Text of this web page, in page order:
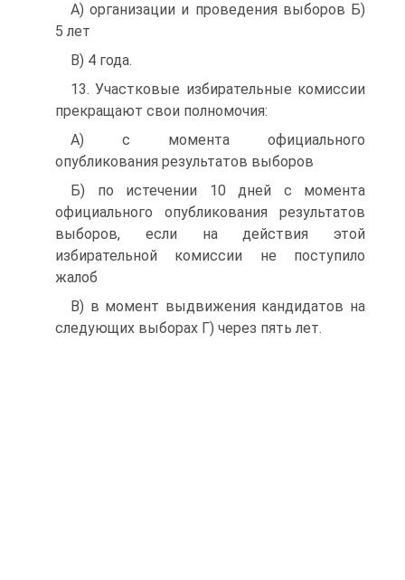
A) организации и проведения выборов Б)
5 лет
B) 4 года.
13. Участковые избирательные комиссии
прекращают свои полномочия:
A) с момента официального
опубликования результатов выборов
Б) по истечении 10 дней с момента
официального опубликования результатов
выборов, если на действия этой
избирательной комиссии не поступило
жалоб
B) в момент выдвижения кандидатов на
следующих выборах Г) через пять лет.